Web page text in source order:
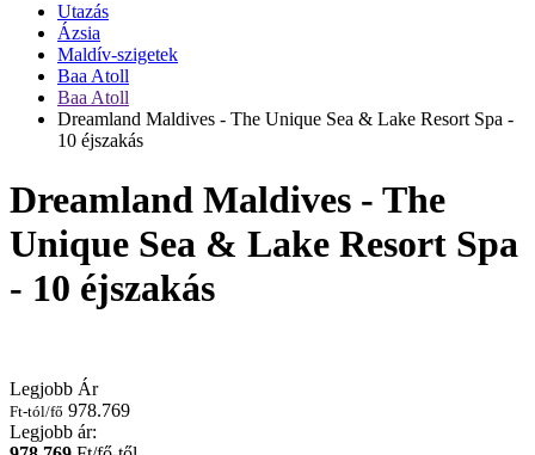
Utazás
Ázsia
Maldív-szigetek
Baa Atoll
Baa Atoll
Dreamland Maldives - The Unique Sea & Lake Resort Spa -
10 éjszakás
Dreamland Maldives - The
Unique Sea & Lake Resort Spa
- 10 éjszakás
Legjobb Ár
Ft-tól/fő 978.769
Legjobb ár: